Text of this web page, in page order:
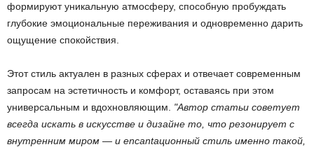
формируют уникальную атмосферу, способную пробуждать
глубокие эмоциональные переживания и одновременно дарить
ощущение спокойствия.
Этот стиль актуален в разных сферах и отвечает современным
запросам на эстетичность и комфорт, оставаясь при этом
универсальным и вдохновляющим.
Автор статьи советует
всегда искать в искусстве и дизайне то, что резонирует с
внутренним миром — и encantaционный стиль именно такой,